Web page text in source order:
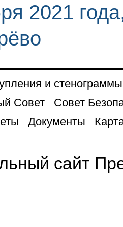
2021
и стенограммы
Совет
Совет
Документы
сайт